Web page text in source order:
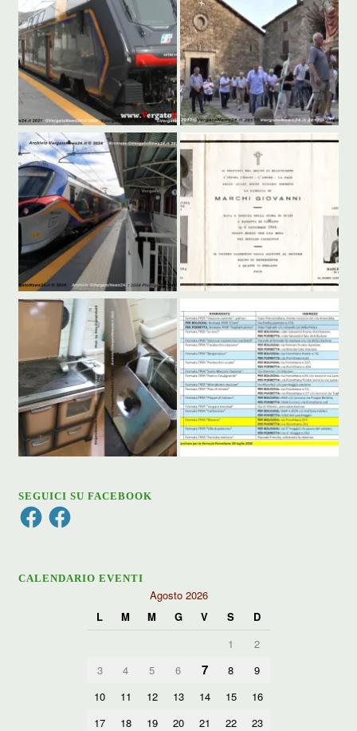
SEGUICI SU FACEBOOK
FacebookFacebook
CALENDARIO EVENTI
Agosto 2026
L
M M G V S
D
1
2
3
4 5 6 7 8
9
10
11 12 13 14 15
16
17
18 19 20 21 22
23